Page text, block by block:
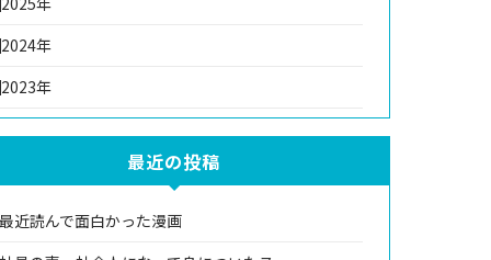
2024年
2023年
最近の投稿
近読んで面白かった漫画